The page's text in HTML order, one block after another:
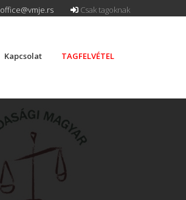
office@vmje.rs Csak tagoknak
Kapcsolat TAGFELVÉTEL